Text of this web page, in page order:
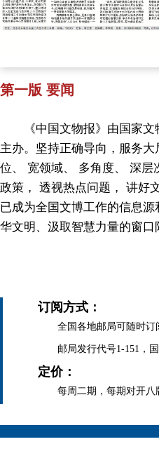
第一版 要闻
《中国文物报》由国家文
主办。坚持正确导向，服务
位、 宽领域、 多角度、 深层
政策， 透视热点问题， 讲好
已成为全国文博工作的信息
华文明、汲取智慧力量的窗口
订阅方式：
全国各地邮局可随时订
邮局发行代号1-151，国
定价：
每周二期，每期对开八